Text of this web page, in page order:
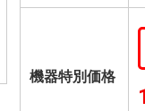
機器特別価格